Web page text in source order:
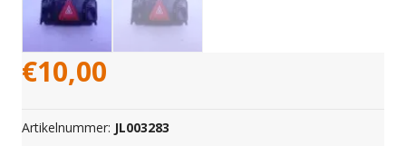
€10,00
Artikelnummer: JL003283